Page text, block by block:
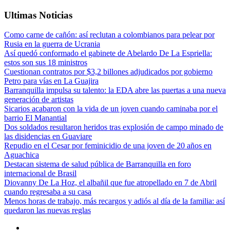
Ultimas Noticias
Como carne de cañón: así reclutan a colombianos para pelear por
Rusia en la guerra de Ucrania
Así quedó conformado el gabinete de Abelardo De La Espriella:
estos son sus 18 ministros
Cuestionan contratos por $3,2 billones adjudicados por gobierno
Petro para vías en La Guajira
Barranquilla impulsa su talento: la EDA abre las puertas a una nueva
generación de artistas
Sicarios acabaron con la vida de un joven cuando caminaba por el
barrio El Manantial
Dos soldados resultaron heridos tras explosión de campo minado de
las disidencias en Guaviare
Repudio en el Cesar por feminicidio de una joven de 20 años en
Aguachica
Destacan sistema de salud pública de Barranquilla en foro
internacional de Brasil
Diovanny De La Hoz, el albañil que fue atropellado en 7 de Abril
cuando regresaba a su casa
Menos horas de trabajo, más recargos y adiós al día de la familia: así
quedaron las nuevas reglas